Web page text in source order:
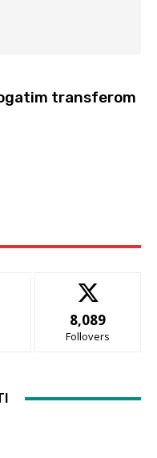
transferom
8,089
Follovers